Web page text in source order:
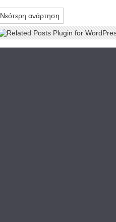
Νεότερη ανάρτηση